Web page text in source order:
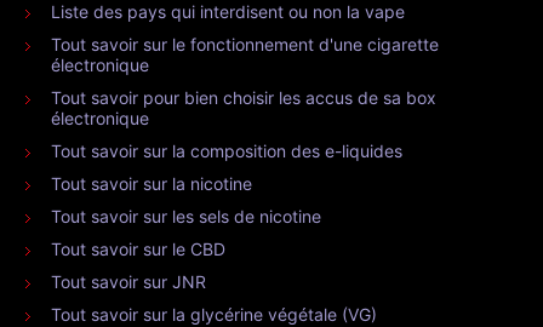
Liste des pays qui interdisent ou non la vape
Tout savoir sur le fonctionnement d'une cigarette
électronique
Tout savoir pour bien choisir les accus de sa box
électronique
Tout savoir sur la composition des e-liquides
Tout savoir sur la nicotine
Tout savoir sur les sels de nicotine
Tout savoir sur le CBD
Tout savoir sur JNR
Tout savoir sur la glycérine végétale (VG)